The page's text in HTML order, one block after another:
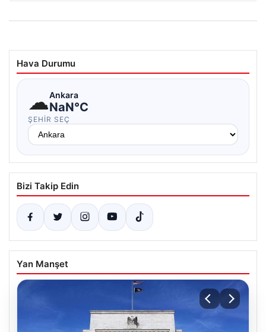
Hava Durumu
☁Ankara
NaN°C
ŞEHIR SEÇ
Bizi Takip Edin
Yan Manşet